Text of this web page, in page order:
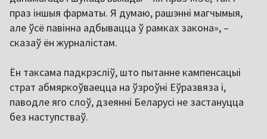
праз іншыя фарматы. Я думаю, рашэнні магчымыя,
але ўсё павінна адбывацца ў рамках закона», –
сказаў ён журналістам.
Ён таксама падкрэсліў, што пытанне кампенсацыі
страт абмяркоўваецца на ўзроўні Еўразвяза і,
паводле яго слоў, дзеянні Беларусі не застануцца
без наступстваў.